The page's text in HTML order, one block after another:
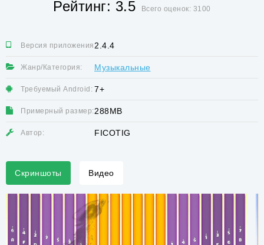
Рейтинг: 3.5 Всего оценок: 3100
Версия приложения:2.4.4
Жанр/Категория: Музыкальные
Требуемый Android: 7+
Примерный размер: 288MB
Автор: FICOTIG
Скриншоты Видео